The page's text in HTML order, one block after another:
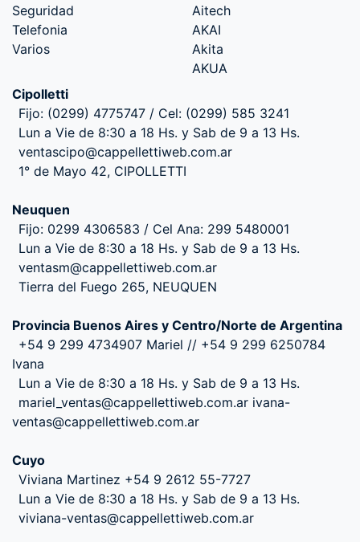
Seguridad
Telefonia
Varios
Aitech
AKAI
Akita
AKUA
Cipolletti
Fijo: (0299) 4775747 / Cel: (0299) 585 3241
Lun a Vie de 8:30 a 18 Hs. y Sab de 9 a 13 Hs.
ventascipo@cappellettiweb.com.ar
1° de Mayo 42, CIPOLLETTI
Neuquen
Fijo: 0299 4306583 / Cel Ana: 299 5480001
Lun a Vie de 8:30 a 18 Hs. y Sab de 9 a 13 Hs.
ventasm@cappellettiweb.com.ar
Tierra del Fuego 265, NEUQUEN
Provincia Buenos Aires y Centro/Norte de Argentina
+54 9 299 4734907 Mariel // +54 9 299 6250784
Ivana
Lun a Vie de 8:30 a 18 Hs. y Sab de 9 a 13 Hs.
mariel_ventas@cappellettiweb.com.ar ivana-
ventas@cappellettiweb.com.ar
Cuyo
Viviana Martinez +54 9 2612 55-7727
Lun a Vie de 8:30 a 18 Hs. y Sab de 9 a 13 Hs.
viviana-ventas@cappellettiweb.com.ar